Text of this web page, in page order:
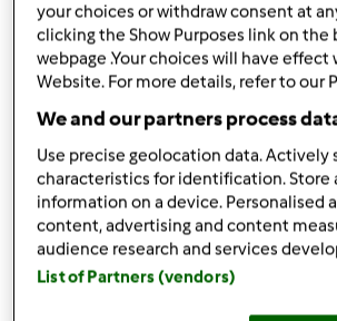
Prosze o porade! Albo ja jestem slepa
podreczniku. Jesli chce miec wode lub
do 37 stopni to na ile minut mam
probiwalam podgrzewac i nie
i jeszcze pytanko. Jest mozliwosc
sloiczku w tm5?
Pozdrrawiam
Góra strony
your choices or withdraw consent at
clicking the Show Purposes link on
webpage .Your choices will have effect
Website. For more details, refer to our
We and our partners process
Use precise geolocation data. Actively
characteristics for identification. Store
information on a device. Personalised
content, advertising and content
audience research and services
List of Partners (vendors)